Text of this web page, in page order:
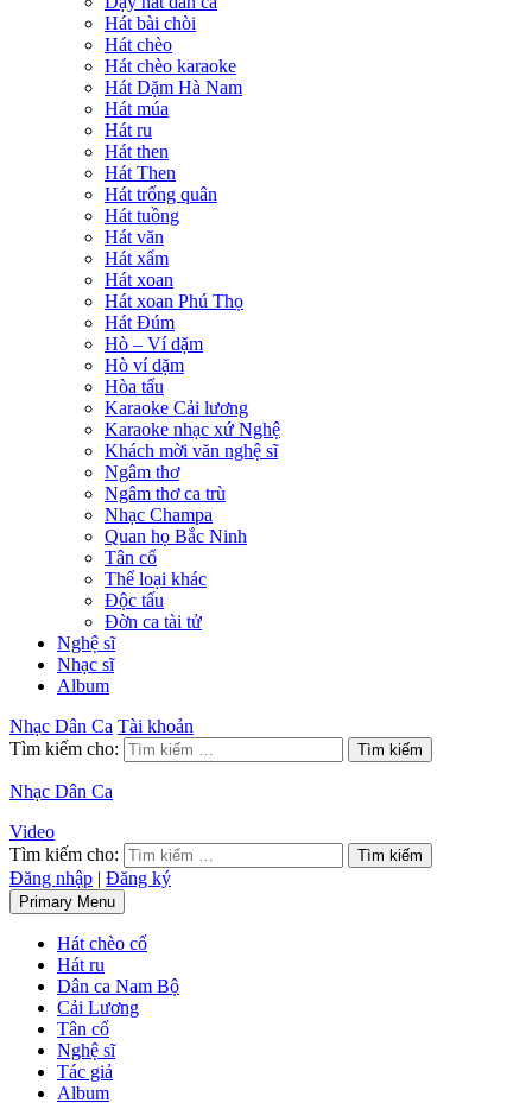
Hát bài chòi
Hát chèo
Hát chèo karaoke
Hát Dặm Hà Nam
Hát múa
Hát ru
Hát then
Hát Then
Hát trống quân
Hát tuồng
Hát văn
Hát xẩm
Hát xoan
Hát xoan Phú Thọ
Hát Đúm
Hò – Ví dặm
Hò ví dặm
Hòa tấu
Karaoke Cải lương
Karaoke nhạc xứ Nghệ
Khách mời văn nghệ sĩ
Ngâm thơ
Ngâm thơ ca trù
Nhạc Champa
Quan họ Bắc Ninh
Tân cổ
Thể loại khác
Độc tấu
Đờn ca tài tử
Nghệ sĩ
Nhạc sĩ
Album
Nhạc Dân Ca Tài khoản
Tìm kiếm cho:
Nhạc Dân Ca
Video
Tìm kiếm cho:
Đăng nhập | Đăng ký
Primary Menu
Hát chèo cổ
Hát ru
Dân ca Nam Bộ
Cải Lương
Tân cổ
Nghệ sĩ
Tác giả
Album